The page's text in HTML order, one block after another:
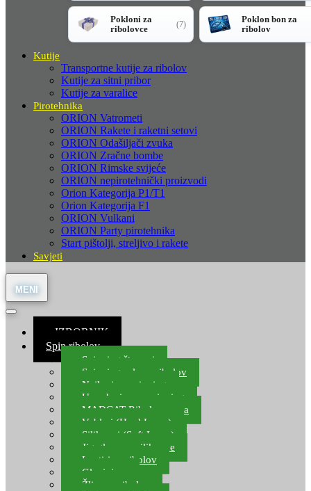
Pokloni za
ribolovce
(7)
Poklon bon za
ribolov
Kutije
Transportne kutije za ribolov
Kutije za sitni pribor
Kutije za varalice
Pirotehnika
ORION Vatrometi
ORION Rakete i raketni setovi
ORION Odašiljači zvuka
ORION Zračne bombe
ORION Rimske svijeće
ORION nepirotehnički proizvodi
Orion Kategorija P1/T1
Orion Kategorija F1
ORION Vulkani
ORION Party pirotehnika
Start pištolji, streljivo i rakete
Savjeti
≡ IZBORNIK
Spin ribolov
Spinning štapovi
Spinning role za ribolov
Najloni za spinning
Upredenice za spinning
MADCAT Ribolov soma
Vobleri (Hard Lures)
Silikonci (Soft Lures)
Jig glave za silikonce
Leptiri za ribolov
Glavinjare
Žlice za ribolov